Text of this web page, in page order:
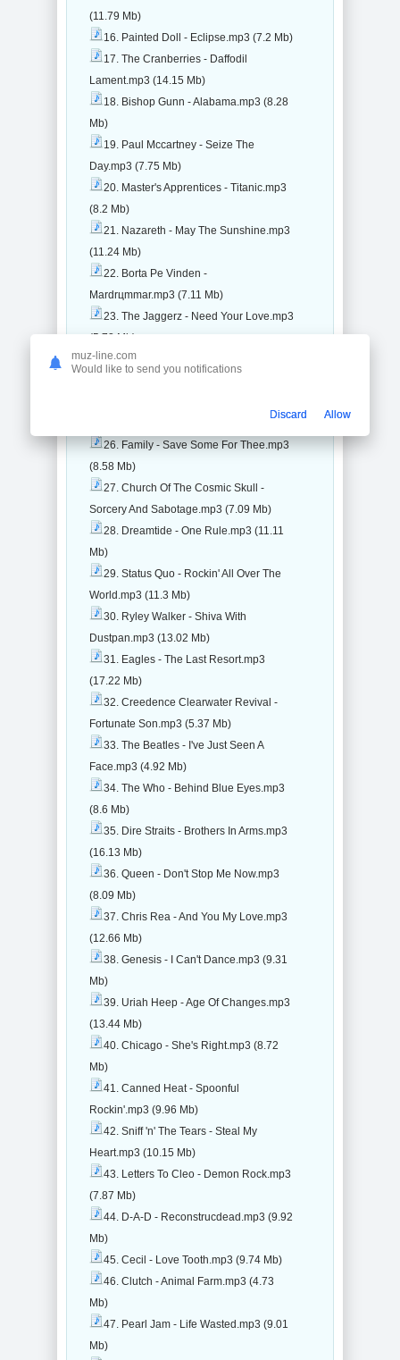
(11.79 Mb)
16. Painted Doll - Eclipse.mp3 (7.2 Mb)
17. The Cranberries - Daffodil
Lament.mp3 (14.15 Mb)
18. Bishop Gunn - Alabama.mp3 (8.28
Mb)
19. Paul Mccartney - Seize The
Day.mp3 (7.75 Mb)
20. Master's Apprentices - Titanic.mp3
(8.2 Mb)
21. Nazareth - May The Sunshine.mp3
(11.24 Mb)
22. Borta Pе Vinden -
Mardrцmmar.mp3 (7.11 Mb)
23. The Jaggerz - Need Your Love.mp3
(5.72 Mb)
24. The Pat Mcmanus Band - Crystal
26. Family - Save Some For Thee.mp3
(8.58 Mb)
27. Church Of The Cosmic Skull -
Sorcery And Sabotage.mp3 (7.09 Mb)
28. Dreamtide - One Rule.mp3 (11.11
Mb)
29. Status Quo - Rockin' All Over The
World.mp3 (11.3 Mb)
30. Ryley Walker - Shiva With
Dustpan.mp3 (13.02 Mb)
31. Eagles - The Last Resort.mp3
(17.22 Mb)
32. Creedence Clearwater Revival -
Fortunate Son.mp3 (5.37 Mb)
33. The Beatles - I've Just Seen A
Face.mp3 (4.92 Mb)
34. The Who - Behind Blue Eyes.mp3
(8.6 Mb)
35. Dire Straits - Brothers In Arms.mp3
(16.13 Mb)
36. Queen - Don't Stop Me Now.mp3
(8.09 Mb)
37. Chris Rea - And You My Love.mp3
(12.66 Mb)
38. Genesis - I Can't Dance.mp3 (9.31
Mb)
39. Uriah Heep - Age Of Changes.mp3
(13.44 Mb)
40. Chicago - She's Right.mp3 (8.72
Mb)
41. Canned Heat - Spoonful
Rockin'.mp3 (9.96 Mb)
42. Sniff 'n' The Tears - Steal My
Heart.mp3 (10.15 Mb)
43. Letters To Cleo - Demon Rock.mp3
(7.87 Mb)
44. D-A-D - Reconstrucdead.mp3 (9.92
Mb)
45. Cecil - Love Tooth.mp3 (9.74 Mb)
46. Clutch - Animal Farm.mp3 (4.73
Mb)
47. Pearl Jam - Life Wasted.mp3 (9.01
Mb)
muz-line.com
Would like to send you notifications
Discard Allow